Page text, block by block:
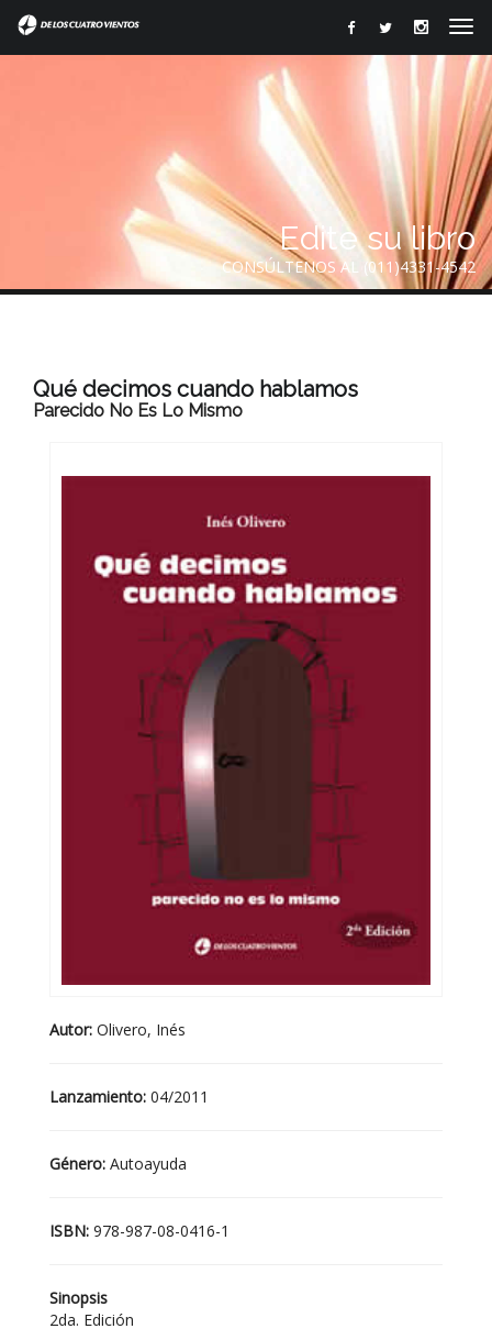
Edite su libro
CONSÚLTENOS AL (011)4331-4542
Qué decimos cuando hablamos
Parecido No Es Lo Mismo
Autor: Olivero, Inés
Lanzamiento: 04/2011
Género: Autoayuda
ISBN: 978-987-08-0416-1
Sinopsis
2da. Edición